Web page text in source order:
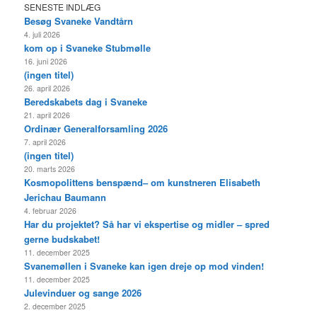
SENESTE INDLÆG
Besøg Svaneke Vandtårn
4. juli 2026
kom op i Svaneke Stubmølle
16. juni 2026
(ingen titel)
26. april 2026
Beredskabets dag i Svaneke
21. april 2026
Ordinær Generalforsamling 2026
7. april 2026
(ingen titel)
20. marts 2026
Kosmopolittens benspænd– om kunstneren Elisabeth
Jerichau Baumann
4. februar 2026
Har du projektet? Så har vi ekspertise og midler – spred
gerne budskabet!
11. december 2025
Svanemøllen i Svaneke kan igen dreje op mod vinden!
11. december 2025
Julevinduer og sange 2026
2. december 2025